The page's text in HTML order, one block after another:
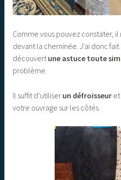
Comme vous pouvez constater,
devant la cheminée. J’ai donc
découvertune astuce toute
problème.
Il suffit d’utiliser un défroisseur
votre ouvrage sur les côtés.